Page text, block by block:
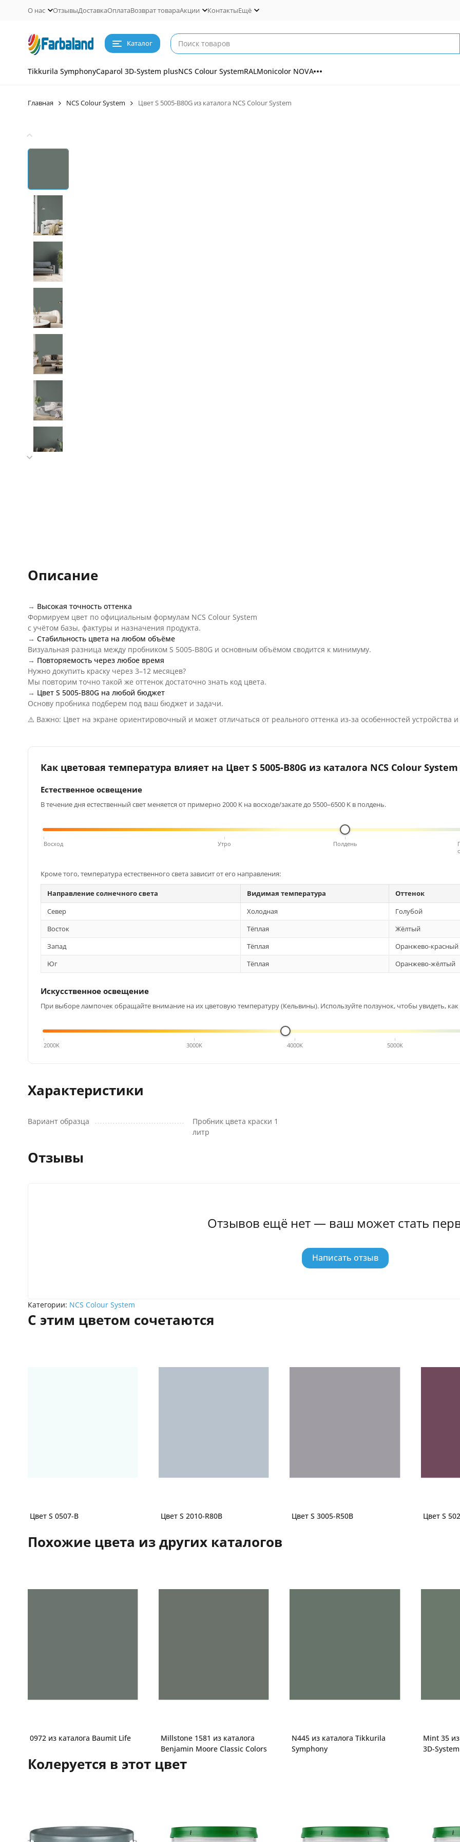
О нас ОтзывыДоставкаОплатаВозврат товараАкции КонтактыЕщё
Каталог
Tikkurila SymphonyCaparol 3D-System plusNCS Colour SystemRALMonicolor NOVA
Главная NCS Colour System Цвет S 5005-B80G из каталога NCS Colour System
Описание
→ Высокая точность оттенка
Формируем цвет по официальным формулам NCS Colour System
с учётом базы, фактуры и назначения продукта.
→ Стабильность цвета на любом объёме
Визуальная разница между пробником S 5005-B80G и основным объёмом сводится к минимуму.
→ Повторяемость через любое время
Нужно докупить краску через 3–12 месяцев?
Мы повторим точно такой же оттенок достаточно знать код цвета.
→ Цвет S 5005-B80G на любой бюджет
Основу пробника подберем под ваш бюджет и задачи.
⚠️ Важно: Цвет на экране ориентировочный и может отличаться от реального оттенка из-за особенностей устройства
Как цветовая температура влияет на Цвет S 5005-B80G из каталога NCS Colour System
Естественное освещение
В течение дня естественный свет меняется от примерно 2000 K на восходе/закате до 5500–6500 K в полдень.
Восход Утро Полдень
Кроме того, температура естественного света зависит от его направления:
Направление солнечного света Видимая температура
Оттенок
Север
Холодная
Голубой
Восток
Тёплая
Жёлтый
Запад
Тёплая
Оранжево-красный
Юг
Тёплая Оранжево-жёлтый
Искусственное освещение
При выборе лампочек обращайте внимание на их цветовую температуру (Кельвины). Используйте ползунок, чтобы увидеть,
4000K
2000K 3000K 4000K 5000K
Характеристики
Вариант образца
Пробник цвета краски 1
литр
Отзывы
Отзывов ещё нет — ваш может стать
Написать отзыв
Категории: NCS Colour System
С этим цветом сочетаются
Цвет S 0507-B Цвет S 2010-R80B Цвет S 3005-R50B Цвет S
Похожие цвета из других каталогов
0972 из каталога Baumit Life
Millstone 1581 из каталога
Benjamin Moore Classic Colors
N445 из каталога Tikkurila
Symphony
Mint 35
3D-
Колеруется в этот цвет